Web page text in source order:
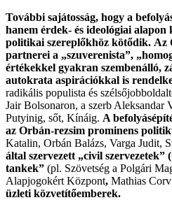
További sajátosság, hogy a
hanem érdek- és ideológiai
politikai szereplőkhöz kötődik. Az
partnerei a „szuverenista”,
értékekkel gyakran szembenálló,
autokrata aspirációkkal is
radikális populista és
Jair Bolsonaron, a szerb Aleksandar
Putyinig, sőt, Kínáig. A
az Orbán-rezsim prominens
Katalin, Orbán Balázs, Varga Judit,
által szervezett „civil
tankek” (pl. Szövetség a Polgári
Alapjogokért Központ, Mathias
üzleti közvetítőemberek.